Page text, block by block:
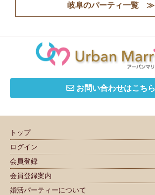
岐阜のパーティ一覧 ≫
お問い合わせはこちら
トップ
ログイン
会員登録
会員登録案内
婚活パーティーについて